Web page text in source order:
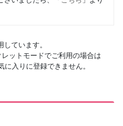
しています。
ットモードでご利用の場合は
入りに登録できません。